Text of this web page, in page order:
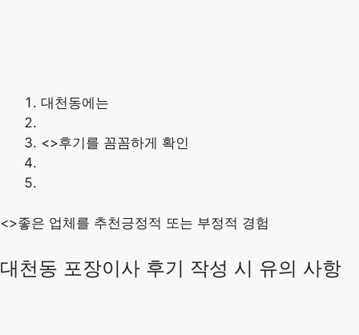
대천동에는
<>후기를 꼼꼼하게 확인
<>좋은 업체를 추천긍정적 또는 부정적 경험
대천동 포장이사 후기 작성 시 유의 사항